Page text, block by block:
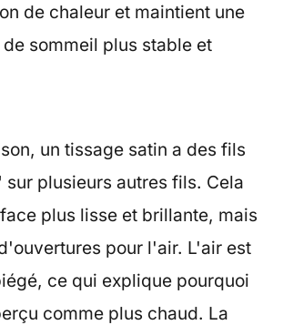
de chaleur et maintient une
sommeil plus stable et
un tissage satin a des fils
plusieurs autres fils. Cela
plus lisse et brillante, mais
pour l'air. L'air est
ce qui explique pourquoi
comme plus chaud. La